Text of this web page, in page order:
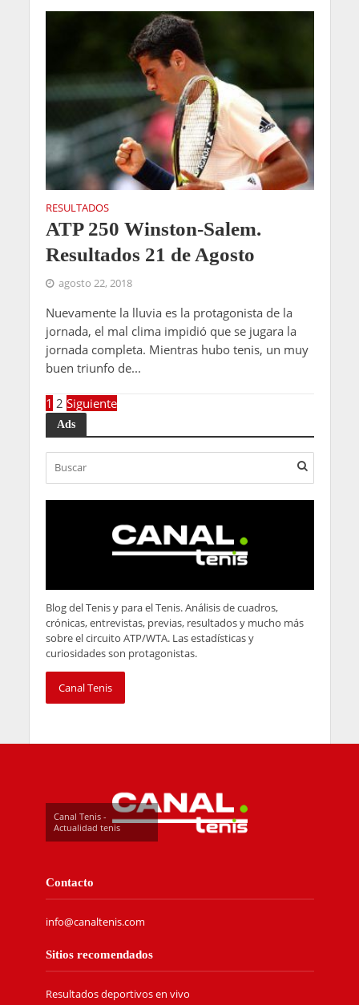
RESULTADOS
ATP 250 Winston-Salem.
Resultados 21 de Agosto
agosto 22, 2018
Nuevamente la lluvia es la protagonista de la
jornada, el mal clima impidió que se jugara la
jornada completa. Mientras hubo tenis, un muy
buen triunfo de...
1 2 Siguiente
Ads
Blog del Tenis y para el Tenis. Análisis de cuadros,
crónicas, entrevistas, previas, resultados y mucho más
sobre el circuito ATP/WTA. Las estadísticas y
curiosidades son protagonistas.
Canal Tenis
Canal Tenis -
Actualidad tenis
Contacto
info@canaltenis.com
Sitios recomendados
Resultados deportivos en vivo